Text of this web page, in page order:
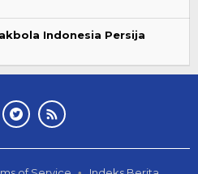
Indonesia Persija